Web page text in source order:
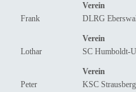
Verein
Frank DLRG
Verein
Lothar SC Humboldt-
Verein
Peter
KSC